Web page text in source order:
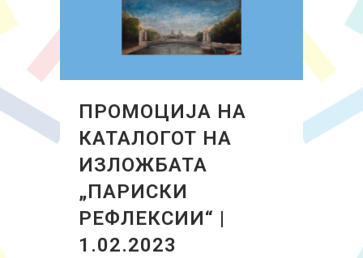
ПРОМОЦИЈА НА
КАТАЛОГОТ НА
ИЗЛОЖБАТА
„ПАРИСКИ
РЕФЛЕКСИИ“ |
1.02.2023